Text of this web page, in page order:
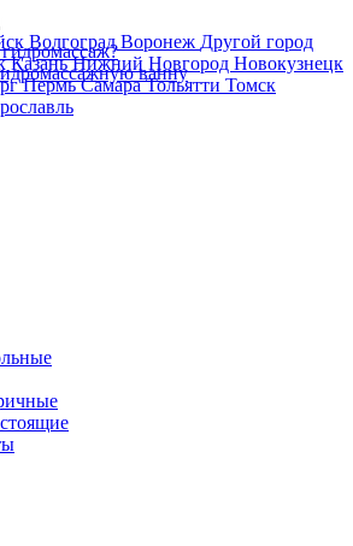
ВолгоградВоронеж Другой город
КазаньНижний Новгород Новокузнецк
ПермьСамараТольятти Томск
ванну